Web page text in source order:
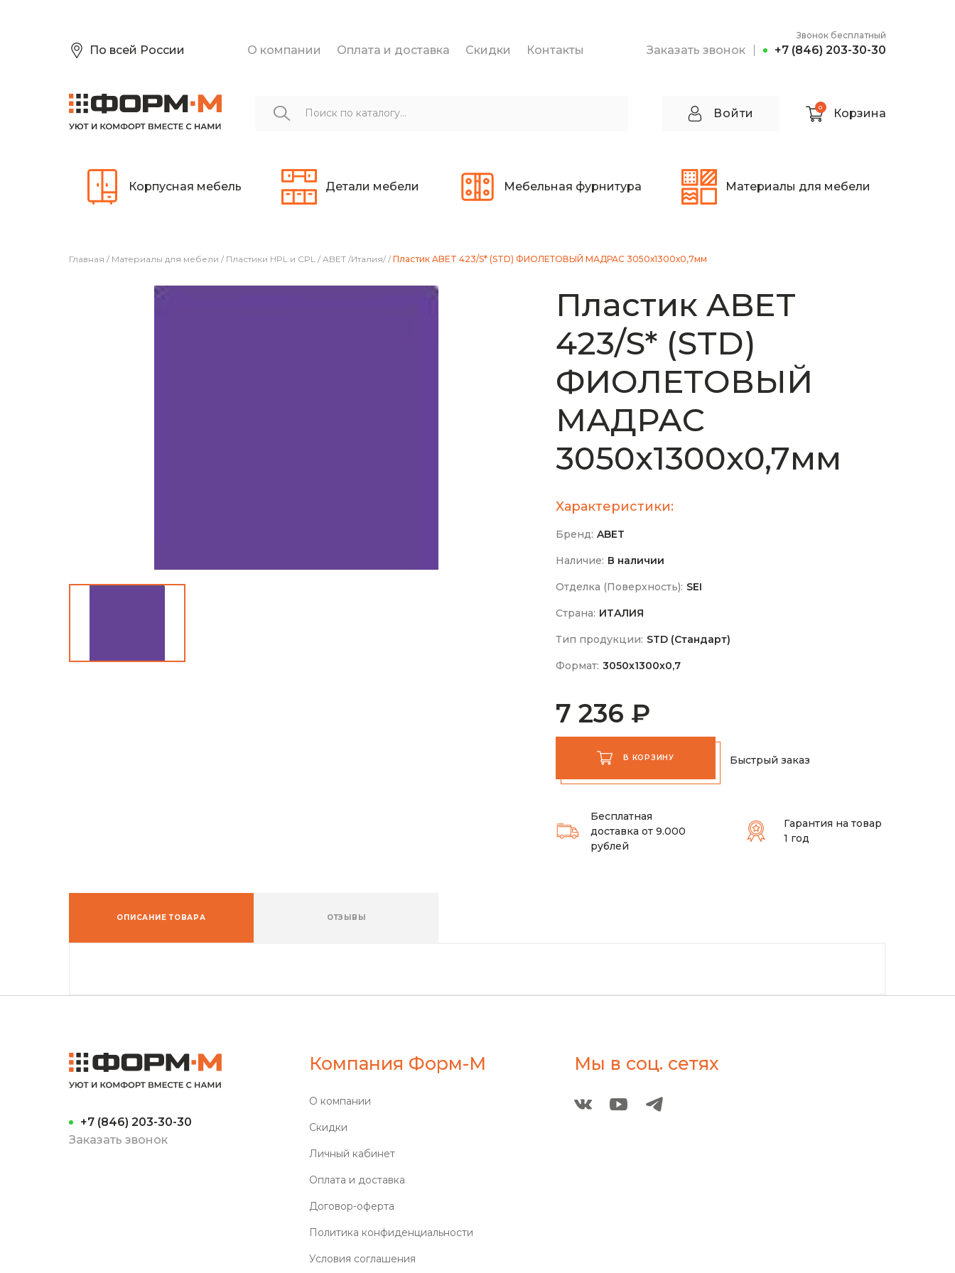
По всей России О компании Оплата и доставка Скидки Контакты Заказать звонок
Звонок бесплатный
+7 (846) 203-30-30
Войти 0 Корзина
Корпусная мебель Детали мебели Мебельная фурнитура Материалы для мебели
Главная / Материалы для мебели / Пластики HPL и CPL / ABET /Италия/ / Пластик ABET 423/S* (STD) ФИОЛЕТОВЫЙ МАДРАС 3050х1300х0,7мм
Пластик ABET
423/S* (STD)
ФИОЛЕТОВЫЙ
МАДРАС
3050х1300х0,7мм
Характеристики:
Бренд: ABET
Наличие: В наличии
Отделка (Поверхность): SEI
Страна: ИТАЛИЯ
Тип продукции: STD (Стандарт)
Формат: 3050х1300х0,7
7 236 ₽
В КОРЗИНУ Быстрый заказ
Бесплатная
доставка от 9.000
рублей
Гарантия на товар
1 год
ОПИСАНИЕ ТОВАРА ОТЗЫВЫ
+7 (846) 203-30-30
Заказать звонок
Компания Форм-М
О компании
Скидки
Личный кабинет
Оплата и доставка
Договор-оферта
Политика конфиденциальности
Условия соглашения
Мы в соц. сетях